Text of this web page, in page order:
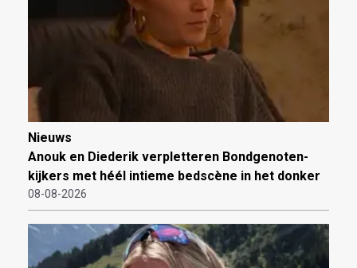
Nieuws
Anouk en Diederik verpletteren Bondgenoten-
kijkers met héél intieme bedscène in het donker
08-08-2026